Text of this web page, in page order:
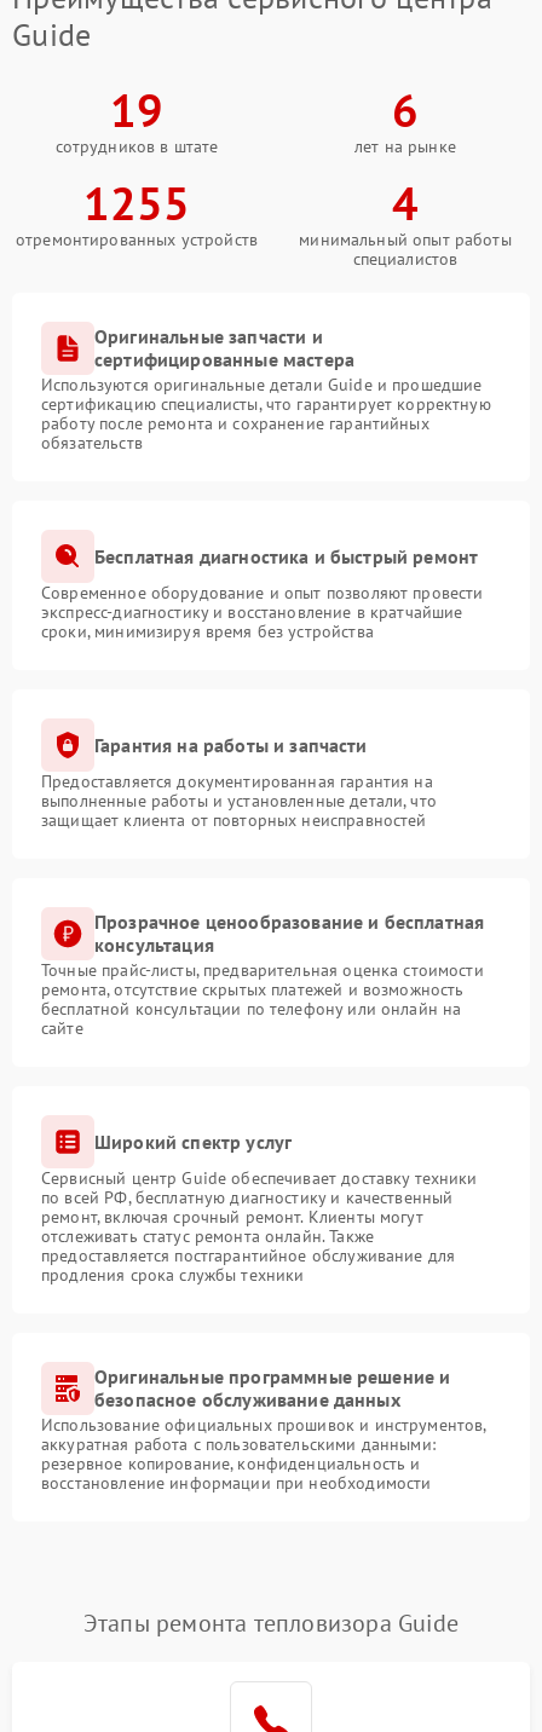
Guide
19
сотрудников в штате
6
лет на рынке
1255
отремонтированных устройств
4
минимальный опыт работы
специалистов
Оригинальные запчасти и
сертифицированные мастера
Используются оригинальные детали Guide и прошедшие
сертификацию специалисты, что гарантирует корректную
работу после ремонта и сохранение гарантийных
обязательств
Бесплатная диагностика и быстрый ремонт
Современное оборудование и опыт позволяют провести
экспресс-диагностику и восстановление в кратчайшие
сроки, минимизируя время без устройства
Гарантия на работы и запчасти
Предоставляется документированная гарантия на
выполненные работы и установленные детали, что
защищает клиента от повторных неисправностей
Прозрачное ценообразование и бесплатная
консультация
Точные прайс-листы, предварительная оценка стоимости
ремонта, отсутствие скрытых платежей и возможность
бесплатной консультации по телефону или онлайн на
сайте
Широкий спектр услуг
Сервисный центр Guide обеспечивает доставку техники
по всей РФ, бесплатную диагностику и качественный
ремонт, включая срочный ремонт. Клиенты могут
отслеживать статус ремонта онлайн. Также
предоставляется постгарантийное обслуживание для
продления срока службы техники
Оригинальные программные решение и
безопасное обслуживание данных
Использование официальных прошивок и инструментов,
аккуратная работа с пользовательскими данными:
резервное копирование, конфиденциальность и
восстановление информации при необходимости
Этапы ремонта тепловизора Guide